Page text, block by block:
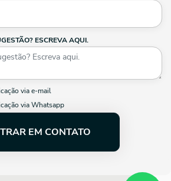
ESCREVA AQUI.
via e-mail
via Whatsapp
EM CONTATO